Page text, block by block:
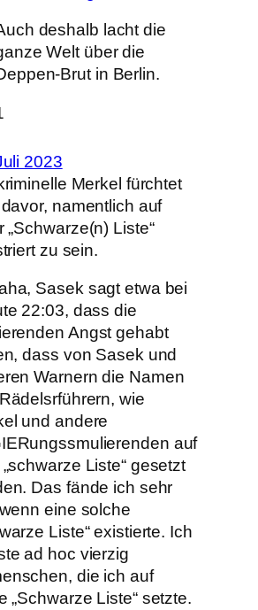
deshalb lacht die
Welt über die
Brut in Berlin.
2023
Merkel fürchtet
namentlich auf
„Schwarze(n) Liste“
zu sein.
Sasek sagt etwa bei
22:03, dass die
Angst gehabt
dass von Sasek und
Warnern die Namen
wie
und andere
auf
Liste“ gesetzt
Das fände ich sehr
eine solche
Liste“ existierte. Ich
ad hoc vierzig
die ich auf
„Schwarze Liste“ setzte.